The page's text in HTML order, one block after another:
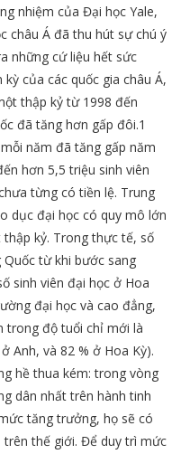
nhiệm của Đại học Yale,
châu Á đã thu hút sự chú ý
những cứ liệu hết sức
của các quốc gia châu Á,
thập kỷ từ 1998 đến
đã tăng hơn gấp đôi.1
năm đã tăng gấp năm
hơn 5,5 triệu sinh viên
từng có tiền lệ. Trung
dục đại học có quy mô lớn
kỷ. Trong thực tế, số
từ khi bước sang
sinh viên đại học ở Hoa
đại học và cao đẳng,
trong độ tuổi chỉ mới là
Anh, và 82 % ở Hoa Kỳ).
hề thua kém: trong vòng
dân nhất trên hành tinh
tăng trưởng, họ sẽ có
thế giới. Để duy trì mức